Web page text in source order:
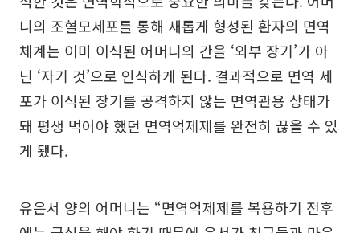
니의 조혈모세포를 통해 새롭게 형성된 환자의 면역
체계는 이미 이식된 어머니의 간을 ‘외부 장기’가 아
닌 ‘자기 것’으로 인식하게 된다. 결과적으로 면역 세
포가 이식된 장기를 공격하지 않는 면역관용 상태가
돼 평생 먹어야 했던 면역억제제를 완전히 끊을 수 있
게 됐다.
유은서 양의 어머니는 “면역억제제를 복용하기 전후